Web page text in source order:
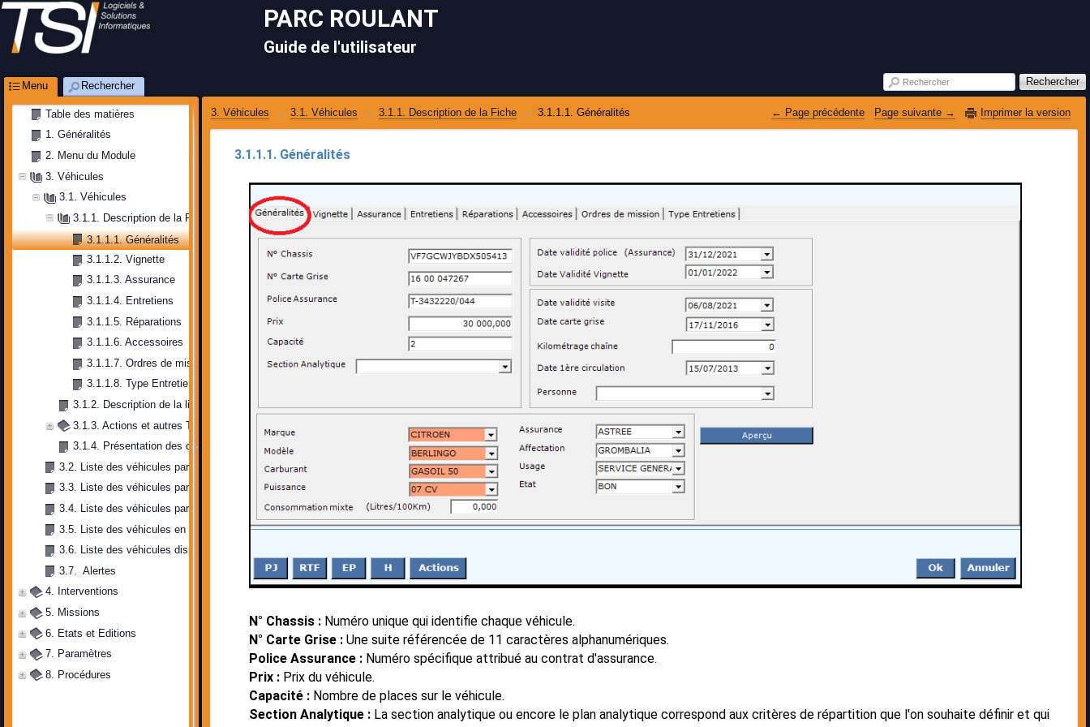
PARC ROULANT
Guide de l'utilisateur
Menu Rechercher
Table des matières
1. Généralités
2. Menu du Module
3. Véhicules
3.1. Véhicules
3.1.1. Description de la Fiche
3.1.1.1. Généralités
3.1.1.2. Vignette
3.1.1.3. Assurance
3.1.1.4. Entretiens
3.1.1.5. Réparations
3.1.1.6. Accessoires
3.1.1.7. Ordres de mission
3.1.1.8. Type Entretiens
3.1.2. Description de la liste
3.1.3. Actions et autres Tâches
3.1.4. Présentation des critères de filtrage
3.2. Liste des véhicules par date de validité police d’assurance
3.3. Liste des véhicules par date de validité vignette
3.4. Liste des véhicules par date de validité visite
3.5. Liste des véhicules en mission
3.6. Liste des véhicules disponibles
3.7.  Alertes
4. Interventions
5. Missions
6. Etats et Editions
7. Paramètres
8. Procédures
Rechercher Rechercher
3. Véhicules 3.1. Véhicules 3.1.1. Description de la Fiche 3.1.1.1. Généralités Page précédente Page suivante Imprimer la version
3.1.1.1. Généralités
N° Chassis : Numéro unique qui identifie chaque véhicule.
N° Carte Grise : Une suite référencée de 11 caractères alphanumériques.
Police Assurance : Numéro spécifique attribué au contrat d'assurance.
Prix : Prix du véhicule.
Capacité : Nombre de places sur le véhicule.
Section Analytique : La section analytique ou encore le plan analytique correspond aux critères de répartition que l'on souhaite définir et qui